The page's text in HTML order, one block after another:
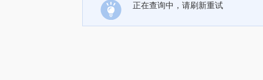
正在查询中，请刷新重试